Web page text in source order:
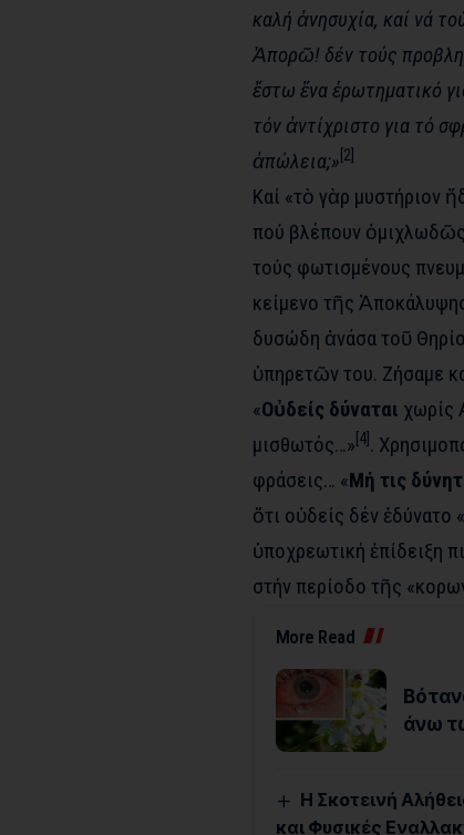
καλή ἀνησυχία, καί νά
Ἀπορῶ! δέν τούς
ἔστω ἕνα ἑρωτηματικό
τόν ἀντίχριστο για τό
ἀπώλεια;» [2]
Καί «τὸ γὰρ μυστήριον
πού βλέπουν
τούς φωτισμένους
κείμενο τῆς
δυσώδη ἀνάσα τοῦ
ὑπηρετῶν του. Ζήσαμε
«Οὐδείς δύναται χωρίς
μισθωτός…» [4] .
φράσεις… «Μή τις
ὅτι οὐδείς δέν ἐδύνατο
ὑποχρεωτική ἐπίδειξη
στήν περίοδο τῆς
More Read
άνω
Η Σκοτεινή
και Φυσικές